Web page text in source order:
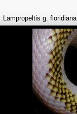
Lampropeltis g. floridiana